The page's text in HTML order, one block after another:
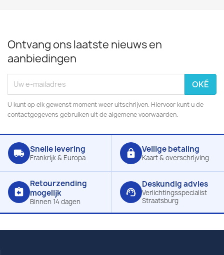
Ontvang ons laatste nieuws en
aanbiedingen
U kunt op elk gewenst moment weer uitschrijven. Hiervoor kunt u de
contactgegevens gebruiken uit de algemene voorwaarden.
local_shipping Snelle levering
Frankrijk & Europa lock Veilige betaling
Kaart & overschrijving
assignment_return
Retourzending
mogelijk
Binnen 14 dagen
support_agent
Deskundig advies
Verlichtingsspecialist
Straatsburg